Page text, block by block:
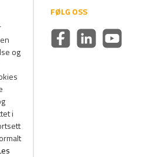
og
i
FØLG OSS